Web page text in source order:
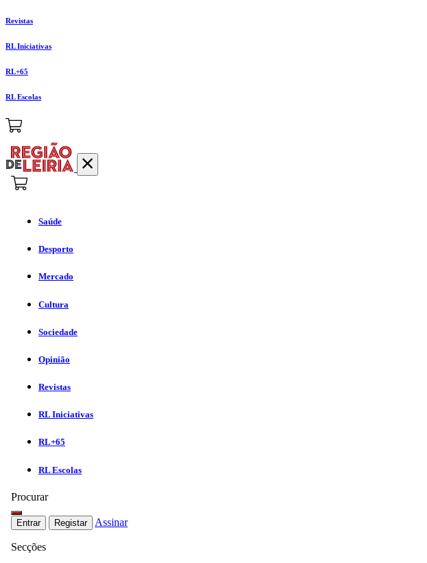
Revistas
RL Iniciativas
RL+65
RL Escolas
Saúde
Desporto
Mercado
Cultura
Sociedade
Opinião
Revistas
RL Iniciativas
RL+65
RL Escolas
Procurar
Entrar Registar Assinar
Secções